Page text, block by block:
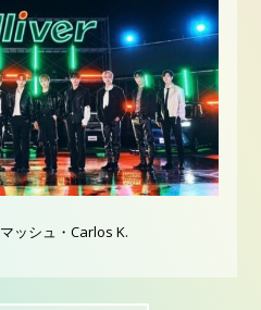
ッシュ・Carlos K.